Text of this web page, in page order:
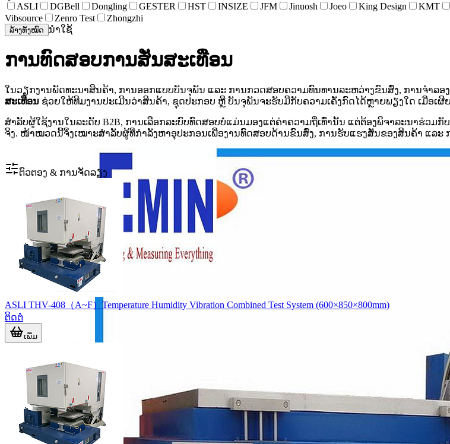
ASLI
DGBell Dongling GESTER HST INSIZE JFM Jinuosh Joeo King Design KMT
Vibsource
Zenro Test Zhongzhi
ລ້າງທັງໝົດ ນຳໃຊ້
ການທົດສອບການສັ່ນສະເທືອນ
ໃນວຽກງານພັດທະນາສິນຄ້າ, ການອອກແບບບັນຈຸພັນ ແລະ ການກວດສອບຄວາມທົນທານລະຫວ່າງຂົນສົ່ງ, ການຈຳລອ
ສະເທືອນ ຊ່ວຍໃຫ້ທີມງານປະເມີນວ່າສິນຄ້າ, ຊຸດປະກອບ ຫຼື ບັນຈຸພັນຈະຮັບມືກັບຄວາມເຄັ່ງກົດໄດ້ຫຼາຍພຽງໃດ ເມື່ອເ
ສຳລັບຜູ້ໃຊ້ງານໃນລະດັບ B2B, ການເລືອກລະບົບທົດສອບບໍ່ແມ່ນມອງແຕ່ຄ່າຄວາມຖີ່ເທົ່ານັ້ນ ແຕ່ຕ້ອງພິຈາລະນາຮ່ວມ
ຈິງ. ໜ້າໝວດນີ້ຈຶ່ງເໝາະສຳລັບຜູ້ທີ່ກຳລັງຫາອຸປະກອນເພື່ອງານທົດສອບດ້ານຂົນສົ່ງ, ການຮັບແຮງສັ່ນຂອງສິນຄ້າ ແລະ
ຕົວຕອງ & ການຈັດລຽງ
ASLI THV-408（A~F）Temperature Humidity Vibration Combined Test System (600×850×800mm)
ຕິດຕໍ່
ເພີ່ມ